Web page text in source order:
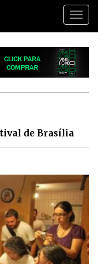
de Brasília